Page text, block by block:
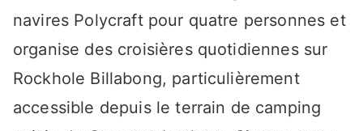
navires Polycraft pour quatre personnes et
organise des croisières quotidiennes sur
Rockhole Billabong, particulièrement
accessible depuis le terrain de camping